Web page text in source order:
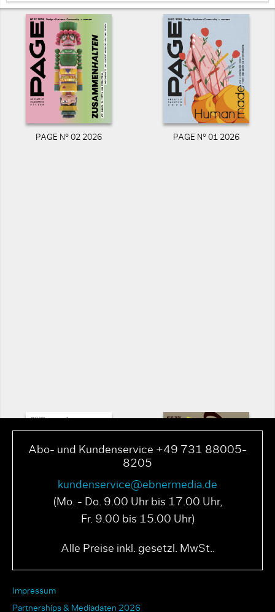
PAGE N° 02 2026 PAGE N° 01 2026
Abo- und Kundenservice +49 731 88005-
8205
kundenservice@ebnermedia.de
(Mo. - Do. 9.00 Uhr bis 17.00 Uhr,
Fr. 9.00 bis 15.00 Uhr)
Alle Preise inkl. gesetzl. MwSt..
Impressum
Partnerships & Mediadaten 2026